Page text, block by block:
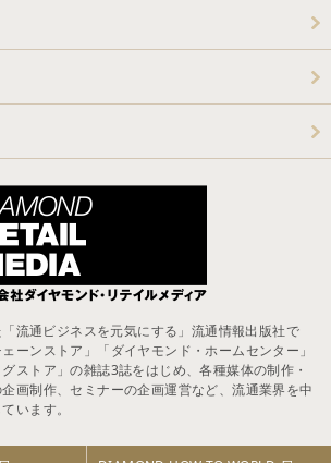
流通ビジネスを元気にする」流通情報出版社で
ーンストア」「ダイヤモンド・ホームセンター」
ストア」の雑誌3誌をはじめ、各種媒体の制作・
画制作、セミナーの企画運営など、流通業界を中
います。